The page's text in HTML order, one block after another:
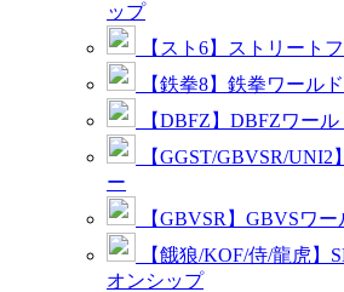
ップ
【スト6】ストリート
【鉄拳8】鉄拳ワール
【DBFZ】DBFZワー
【GGST/GBVSR/
ー
【GBVSR】GBVSワ
【餓狼/KOF/侍/龍虎】
オンシップ